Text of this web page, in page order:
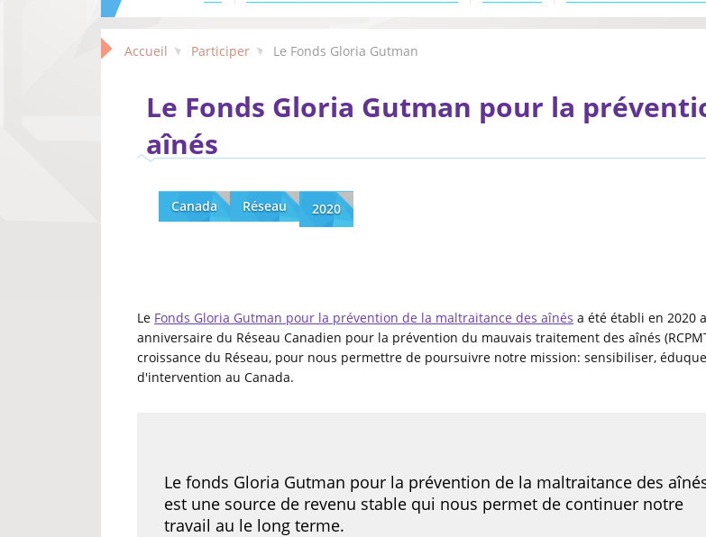
Accueil Participer Le Fonds Gloria Gutman
Le Fonds Gloria Gutman pour la
aînés
Canada Réseau 2020
Le Fonds Gloria Gutman pour la prévention de la maltraitance des aînés a été établi en 2020
anniversaire du Réseau Canadien pour la prévention du mauvais traitement des aînés
croissance du Réseau, pour nous permettre de poursuivre notre mission: sensibiliser,
d'intervention au Canada.
Le fonds Gloria Gutman pour la prévention de la maltraitance des
est une source de revenu stable qui nous permet de continuer notre
travail au le long terme.